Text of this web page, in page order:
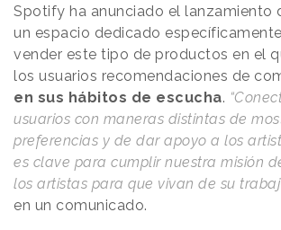
Spotify ha anunciado el lanzamiento
un espacio dedicado
vender este tipo de productos en el
los usuarios recomendaciones de
en sus hábitos de escucha.
usuarios con maneras distintas de
preferencias y de dar apoyo a los
es clave para cumplir nuestra misión
los artistas para que vivan de su
en un comunicado.